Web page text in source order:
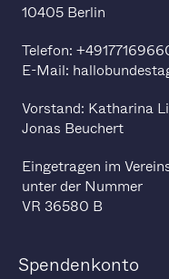
10405 Berlin
Telefon:
E-Mail:
Vorstand: Katharina
Jonas Beuchert
Eingetragen im
unter der Nummer
VR 36580 B
Spendenkonto